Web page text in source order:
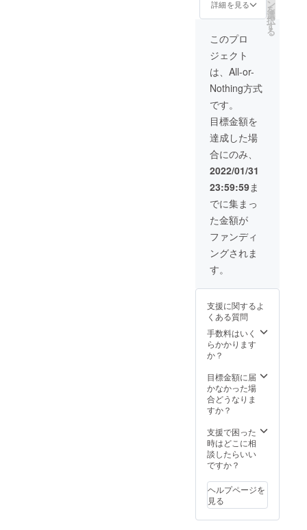
つ）
（左右
各1点）
・スト
ロベ
リー
ハット
１点 ・
ニーハ
カバー
（左右1
点づ
つ） ・
チョコ
レート
ケーキ
ビス
チェ衣
装本体
（TOPS
・ガー
ター・
チョコ
チャー
ム1対
（左右
各1点）
トハッ
ト １点
・ニー
カバー
（左右1
点づ
つ）
（ヘッ
ス・
チョー
カー・
カフ
ス・
シュー
プ）全
６種+ポ
スト
カー
ド ※
シュー
ズは
セット
に含ま
れませ
ん
+Re:Sw
eetsLin
ルブッ
+ERIM
O先生直
筆色紙
詳細を見る ン
を
選
択
す
る
このプロ
ジェクト
は、All-or-
Nothing方式
です。
目標金額を
達成した場
合にのみ、
2022/01/31
23:59:59ま
でに集まっ
た金額が
ファンディ
ングされま
す。
支援に関するよ
くある質問
手数料はいく
らかかります
か？
目標金額に届
かなかった場
合どうなりま
すか？
支援で困った
時はどこに相
談したらいい
ですか？
ヘルプページを
見る